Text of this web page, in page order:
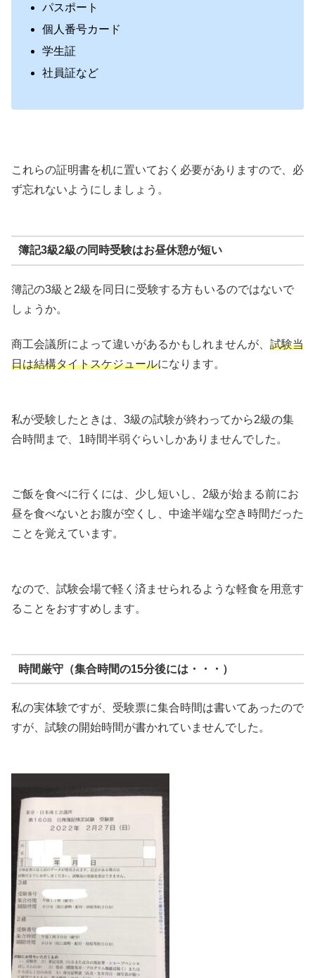
パスポート
個人番号カード
学生証
社員証など
これらの証明書を机に置いておく必要がありますので、必
ず忘れないようにしましょう。
簿記3級2級の同時受験はお昼休憩が短い
簿記の3級と2級を同日に受験する方もいるのではないで
しょうか。
商工会議所によって違いがあるかもしれませんが、 試験当
日は結構タイトスケジュールになります。
私が受験したときは、3級の試験が終わってから2級の集
合時間まで、1時間半弱ぐらいしかありませんでした。
ご飯を食べに行くには、少し短いし、2級が始まる前にお
昼を食べないとお腹が空くし、中途半端な空き時間だった
ことを覚えています。
なので、試験会場で軽く済ませられるような軽食を用意す
ることをおすすめします。
時間厳守（集合時間の15分後には・・・）
私の実体験ですが、受験票に集合時間は書いてあったので
すが、試験の開始時間が書かれていませんでした。